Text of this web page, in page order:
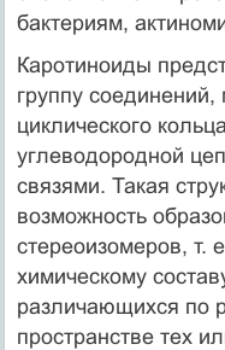
бактериям,
Каротиноиды
группу соединений,
циклического
углеводородной
связями. Такая
возможность
стереоизомеров, т.
химическому
различающихся по
пространстве тех